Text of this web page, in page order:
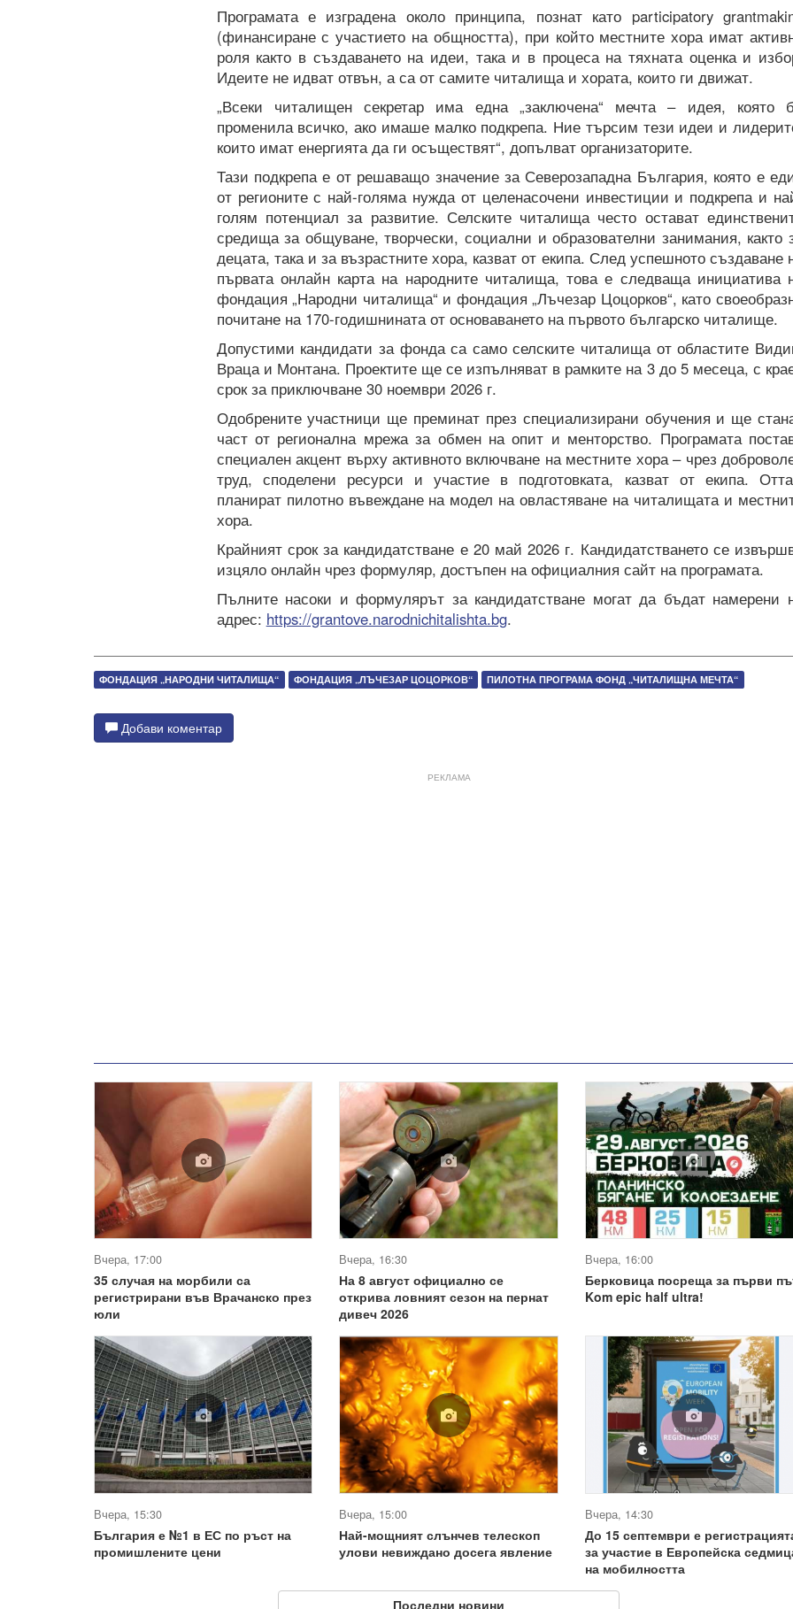
Програмата е изградена около принципа, познат като participatory
(финансиране с участието на общността), при който местните хора имат
роля както в създаването на идеи, така и в процеса на тяхната оценка и
Идеите не идват отвън, а са от самите читалища и хората, които ги движат.
„Всеки читалищен секретар има една „заключена“ мечта – идея, която
променила всичко, ако имаше малко подкрепа. Ние търсим тези идеи и
които имат енергията да ги осъществят“, допълват организаторите.
Тази подкрепа е от решаващо значение за Северозападна България, която е
от регионите с най-голяма нужда от целенасочени инвестиции и подкрепа и
голям потенциал за развитие. Селските читалища често остават
средища за общуване, творчески, социални и образователни занимания, както
децата, така и за възрастните хора, казват от екипа. След успешното създаване
първата онлайн карта на народните читалища, това е следваща инициатива
фондация „Народни читалища“ и фондация „Лъчезар Цоцорков“, като
почитане на 170-годишнината от основаването на първото българско читалище.
Допустими кандидати за фонда са само селските читалища от областите
Враца и Монтана. Проектите ще се изпълняват в рамките на 3 до 5 месеца, с
срок за приключване 30 ноември 2026 г.
Одобрените участници ще преминат през специализирани обучения и ще
част от регионална мрежа за обмен на опит и менторство. Програмата
специален акцент върху активното включване на местните хора – чрез
труд, споделени ресурси и участие в подготовката, казват от екипа.
планират пилотно въвеждане на модел на овластяване на читалищата и
хора.
Крайният срок за кандидатстване е 20 май 2026 г. Кандидатстването се
изцяло онлайн чрез формуляр, достъпен на официалния сайт на програмата.
Пълните насоки и формулярът за кандидатстване могат да бъдат намерени
адрес: https://grantove.narodnichitalishta.bg.
​ФОНДАЦИЯ „НАРОДНИ ЧИТАЛИЩА“ ФОНДАЦИЯ „ЛЪЧЕЗАР ЦОЦОРКОВ“ ПИЛОТНА ПРОГРАМА ФОНД „ЧИТАЛИЩНА МЕЧТА“
Добави коментар
РЕКЛАМА
Вчера, 17:00
35 случая на морбили са
регистрирани във Врачанско през
юли
Вчера, 16:30
На 8 август официално се
открива ловният сезон на пернат
дивеч 2026
Вчера, 16:00
Берковица посреща за първи
Kom epic half ultra!
Вчера, 15:30
България е №1 в ЕС по ръст на
промишлените цени
Вчера, 15:00
Най-мощният слънчев телескоп
улови невиждано досега явление
Вчера, 14:30
До 15 септември е
за участие в Европейска
на мобилността
Последни новини